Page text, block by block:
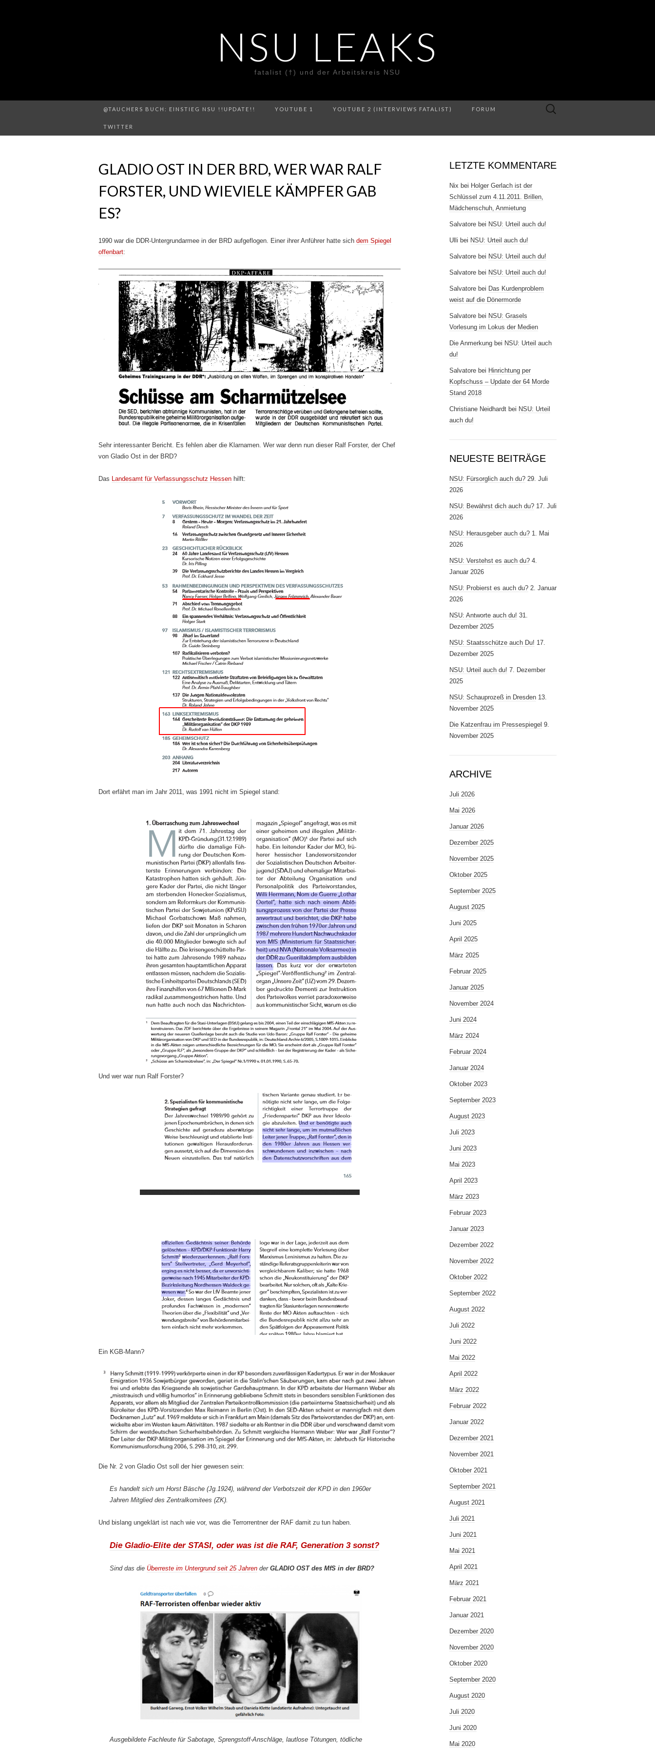
NSU LEAKS
fatalist (†) und der Arbeitskreis NSU
@TAUCHERS BUCH: EINSTIEG NSU !!UPDATE!! YOUTUBE 1 YOUTUBE 2 (INTERVIEWS FATALIST) FORUM
TWITTER
Suche
GLADIO OST IN DER BRD, WER WAR RALF
FORSTER, UND WIEVIELE KÄMPFER GAB
ES?
1990 war die DDR-Untergrundarmee in der BRD aufgeflogen. Einer ihrer Anführer hatte sich dem Spiegel
offenbart:
Sehr interessanter Bericht. Es fehlen aber die Klarnamen. Wer war denn nun dieser Ralf Forster, der Chef
von Gladio Ost in der BRD?
Das Landesamt für Verfassungsschutz Hessen hilft:
Dort erfährt man im Jahr 2011, was 1991 nicht im Spiegel stand:
Und wer war nun Ralf Forster?
Ein KGB-Mann?
Die Nr. 2 von Gladio Ost soll der hier gewesen sein:
Es handelt sich um Horst Bäsche (Jg.1924), während der Verbotszeit der KPD in den 1960er
Jahren Mitglied des Zentralkomitees (ZK).
Und bislang ungeklärt ist nach wie vor, was die Terrorrentner der RAF damit zu tun haben.
Die Gladio-Elite der STASI, oder was ist die RAF, Generation 3 sonst?
Sind das die Überreste im Untergrund seit 25 Jahren der GLADIO OST des MfS in der BRD?
Ausgebildete Fachleute für Sabotage, Sprengstoff-Anschläge, lautlose Tötungen, tödliche
LETZTE KOMMENTARE
Nix bei Holger Gerlach ist der
Schlüssel zum 4.11.2011. Brillen,
Mädchenschuh, Anmietung
Salvatore bei NSU: Urteil auch du!
Ulli bei NSU: Urteil auch du!
Salvatore bei NSU: Urteil auch du!
Salvatore bei NSU: Urteil auch du!
Salvatore bei Das Kurdenproblem
weist auf die Dönermorde
Salvatore bei NSU: Grasels
Vorlesung im Lokus der Medien
Die Anmerkung bei NSU: Urteil auch
du!
Salvatore bei Hinrichtung per
Kopfschuss – Update der 64 Morde
Stand 2018
Christiane Neidhardt bei NSU: Urteil
auch du!
NEUESTE BEITRÄGE
NSU: Fürsorglich auch du? 29. Juli
2026
NSU: Bewährst dich auch du? 17. Juli
2026
NSU: Herausgeber auch du? 1. Mai
2026
NSU: Verstehst es auch du? 4.
Januar 2026
NSU: Probierst es auch du? 2. Januar
2026
NSU: Antworte auch du! 31.
Dezember 2025
NSU: Staatsschütze auch Du! 17.
Dezember 2025
NSU: Urteil auch du! 7. Dezember
2025
NSU: Schauprozeß in Dresden 13.
November 2025
Die Katzenfrau im Pressespiegel 9.
November 2025
ARCHIVE
Juli 2026
Mai 2026
Januar 2026
Dezember 2025
November 2025
Oktober 2025
September 2025
August 2025
Juni 2025
April 2025
März 2025
Februar 2025
Januar 2025
November 2024
Juni 2024
März 2024
Februar 2024
Januar 2024
Oktober 2023
September 2023
August 2023
Juli 2023
Juni 2023
Mai 2023
April 2023
März 2023
Februar 2023
Januar 2023
Dezember 2022
November 2022
Oktober 2022
September 2022
August 2022
Juli 2022
Juni 2022
Mai 2022
April 2022
März 2022
Februar 2022
Januar 2022
Dezember 2021
November 2021
Oktober 2021
September 2021
August 2021
Juli 2021
Juni 2021
Mai 2021
April 2021
März 2021
Februar 2021
Januar 2021
Dezember 2020
November 2020
Oktober 2020
September 2020
August 2020
Juli 2020
Juni 2020
Mai 2020